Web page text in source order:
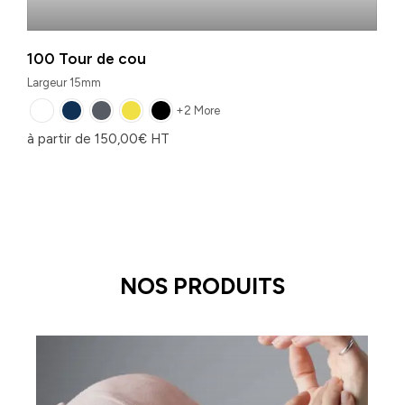
100 Tour de cou
Largeur 15mm
+2 More
à partir de 150,00€ HT
NOS PRODUITS